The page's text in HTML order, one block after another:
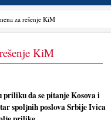
za rešenje KiM
KiM
da se pitanje Kosova i
spolјnih poslova Srbije Ivica